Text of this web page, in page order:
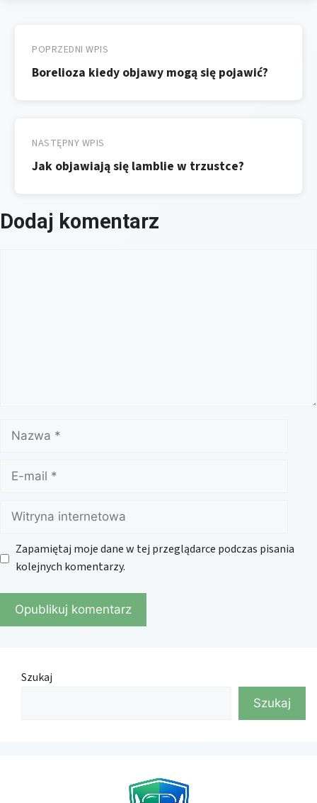
wpisu
POPRZEDNI WPIS
Borelioza kiedy objawy mogą się pojawić?
NASTĘPNY WPIS
Jak objawiają się lamblie w trzustce?
Dodaj komentarz
Nazwa
mail
Witryna
internetowa
Zapamiętaj moje dane w tej przeglądarce podczas pisania
kolejnych komentarzy.
Szukaj
Szukaj